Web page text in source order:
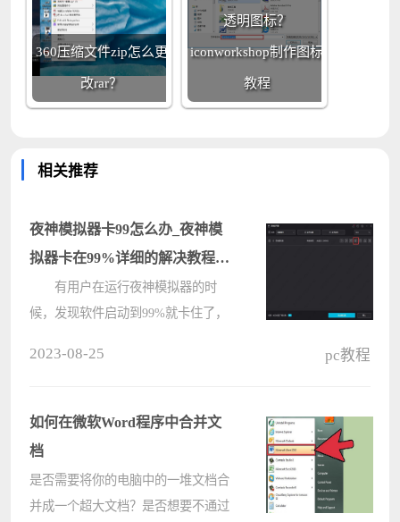
360压缩文件zip怎么更
改rar？
透明图标？
iconworkshop制作图标
教程
相关推荐
夜神模拟器卡99怎么办_夜神模
拟器卡在99%详细的解决教程方
有用户在运行夜神模拟器的时
候，发现软件启动到99%就卡住了，
效。 夜神模拟器卡99怎么办：
1????
2023-08-25 pc教程
如何在微软Word程序中合并文
档
是否需要将你的电脑中的一堆文档合
并成一个超大文档？是否想要不通过